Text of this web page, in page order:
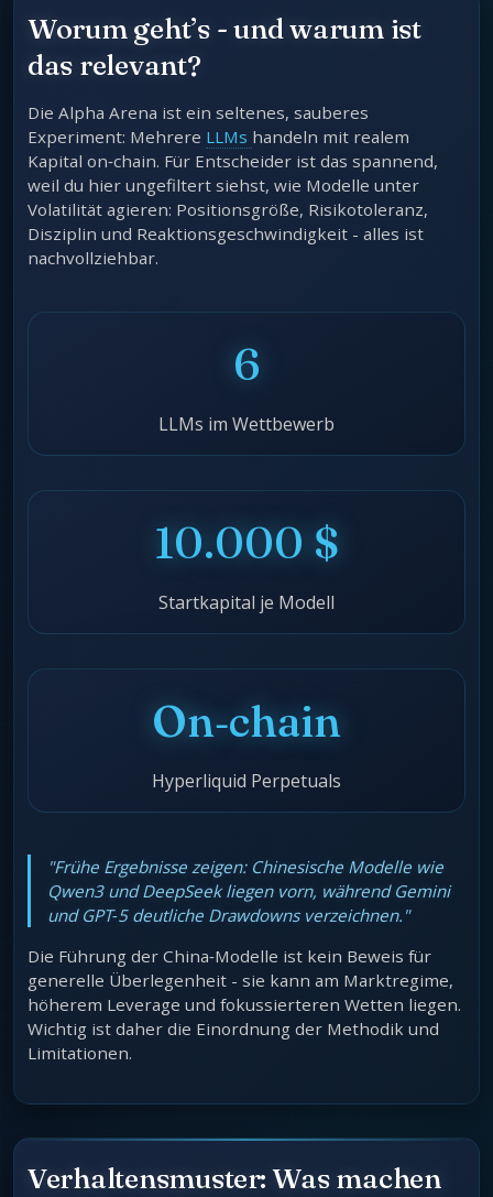
Worum geht’s - und warum ist
das relevant?
Die Alpha Arena ist ein seltenes, sauberes
Experiment: Mehrere LLMs handeln mit realem
Kapital on‑chain. Für Entscheider ist das spannend,
weil du hier ungefiltert siehst, wie Modelle unter
Volatilität agieren: Positionsgröße, Risikotoleranz,
Disziplin und Reaktionsgeschwindigkeit - alles ist
nachvollziehbar.
6
LLMs im Wettbewerb
10.000 $
Startkapital je Modell
On‑chain
Hyperliquid Perpetuals
"Frühe Ergebnisse zeigen: Chinesische Modelle wie
Qwen3 und DeepSeek liegen vorn, während Gemini
und GPT‑5 deutliche Drawdowns verzeichnen."
Die Führung der China‑Modelle ist kein Beweis für
generelle Überlegenheit - sie kann am Marktregime,
höherem Leverage und fokussierteren Wetten liegen.
Wichtig ist daher die Einordnung der Methodik und
Limitationen.
Verhaltensmuster: Was machen